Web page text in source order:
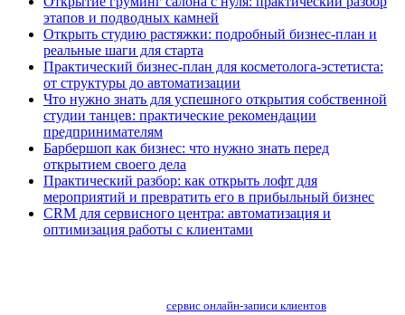
этапов и подводных камней
Открыть студию растяжки: подробный бизнес-план и
реальные шаги для старта
Практический бизнес-план для косметолога-эстетиста:
от структуры до автоматизации
Что нужно знать для успешного открытия собственной
студии танцев: практические рекомендации
предпринимателям
Барбершоп как бизнес: что нужно знать перед
открытием своего дела
Практический разбор: как открыть лофт для
мероприятий и превратить его в прибыльный бизнес
CRM для сервисного центра: автоматизация и
оптимизация работы с клиентами
сервис онлайн-записи клиентов